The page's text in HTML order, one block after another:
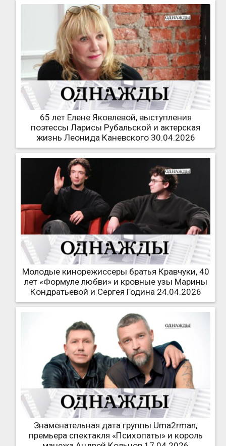
65 лет Елене Яковлевой, выступления
поэтессы Ларисы Рубальской и актерская
жизнь Леонида Каневского 30.04.2026
Молодые кинорежиссеры братья Кравчуки, 40
лет «Формуле любви» и кровные узы Марины
Кондратьевой и Сергея Година 24.04.2026
Знаменательная дата группы Uma2rman,
премьера спектакля «Психопаты» и король